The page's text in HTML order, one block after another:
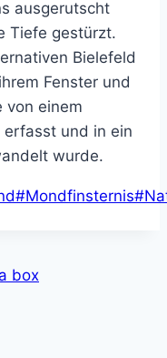
ausgerutscht
Tiefe gestürzt.
Bielefeld
Fenster und
von einem
erfasst und in ein
wurde.
#Mondfinsternis#
box